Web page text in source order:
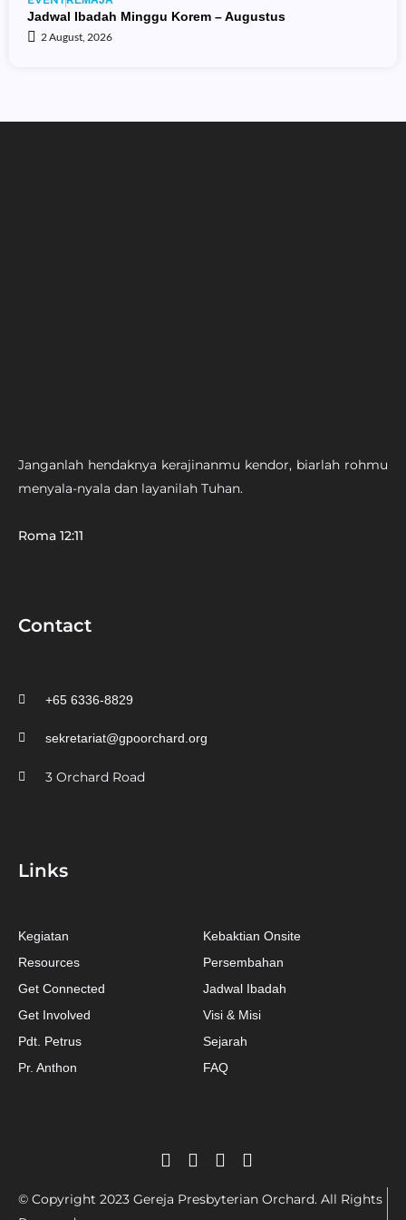
Jadwal Ibadah Minggu Korem – Augustus
2 August, 2026
Janganlah hendaknya kerajinanmu kendor, biarlah rohmu
menyala-nyala dan layanilah Tuhan.
Roma 12:11
Contact
+65 6336-8829
sekretariat@gpoorchard.org
3 Orchard Road
Links
Kegiatan
Resources
Get Connected
Get Involved
Pdt. Petrus
Pr. Anthon
Kebaktian Onsite
Persembahan
Jadwal Ibadah
Visi & Misi
Sejarah
FAQ
© Copyright 2023 Gereja Presbyterian Orchard. All Rights